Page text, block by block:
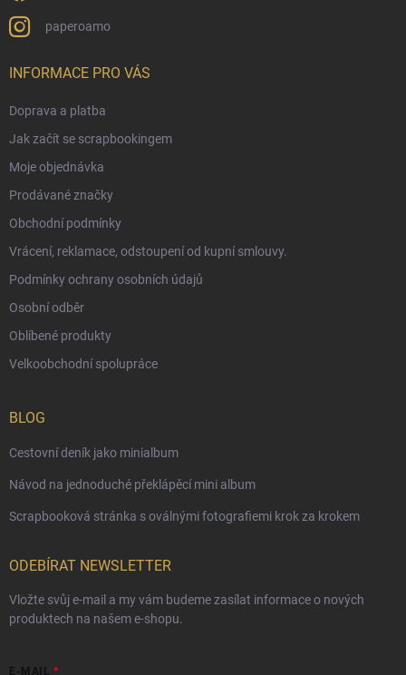
paperoamo
INFORMACE PRO VÁS
Doprava a platba
Jak začít se scrapbookingem
Moje objednávka
Prodávané značky
Obchodní podmínky
Vrácení, reklamace, odstoupení od kupní smlouvy.
Podmínky ochrany osobních údajů
Osobní odběr
Oblíbené produkty
Velkoobchodní spolupráce
BLOG
Cestovní deník jako minialbum
Návod na jednoduché překlápěcí mini album
Scrapbooková stránka s oválnými fotografiemi krok za krokem
ODEBÍRAT NEWSLETTER
Vložte svůj e-mail a my vám budeme zasílat informace o nových
produktech na našem e-shopu.
E-MAIL